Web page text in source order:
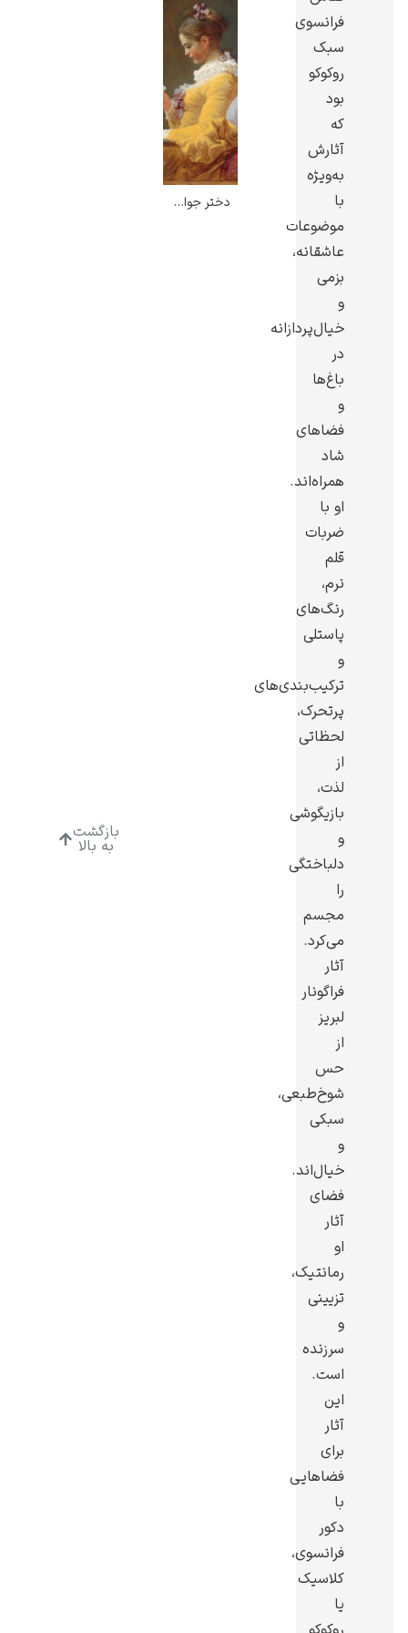
گوستاو کلیمت
فرانسوی
سبک
روکوکو
بود
که
آثارش
به‌ویژه
با
موضوعات
عاشقانه،
بزمی
و
خیال‌پردازانه
در
باغ‌ها
و
فضاهای
شاد
همراه‌اند.
او با
ضربات
قلم
نرم،
رنگ‌های
پاستلی
و
ترکیب‌بندی‌های
پرتحرک،
لحظاتی
از
لذت،
بازیگوشی
و
دلباختگی
را
مجسم
می‌کرد.
آثار
فراگونار
لبریز
از
حس
شوخ‌طبعی،
سبکی
و
خیال‌اند.
فضای
آثار
او
رمانتیک،
تزیینی
و
سرزنده
است.
این
آثار
برای
فضاهایی
با
دکور
فرانسوی،
کلاسیک
یا
دختر جوان در حال مطالعه – ژان اونوره فراگونار
بازگشت
به بالا